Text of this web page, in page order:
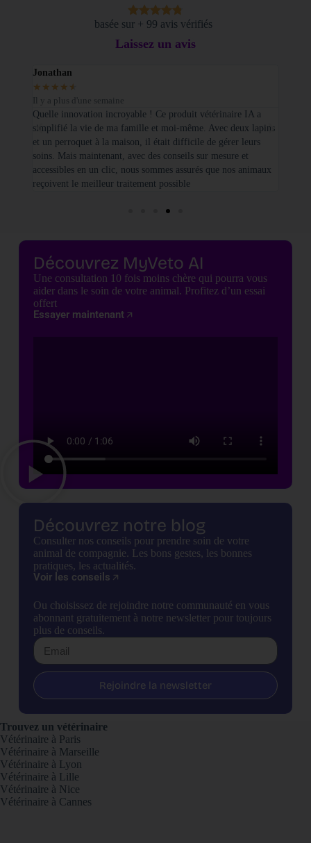
basée sur + 99 avis vérifiés
Laissez un avis
Jonathan
★ ★ ★ ★ ★
Il y a plus d'une semaine
Quelle innovation incroyable ! Ce produit vétérinaire IA a
simplifié la vie de ma famille et moi-même. Avec deux lapins
et un perroquet à la maison, il était difficile de gérer leurs
soins. Mais maintenant, avec des conseils sur mesure et
accessibles en un clic, nous sommes assurés que nos animaux
reçoivent le meilleur traitement possible
Découvrez MyVeto AI
Une consultation 10 fois moins chère qui pourra vous
aider dans le soin de votre animal. Profitez d’un essai
offert
Essayer maintenant
Découvrez notre blog
Consulter nos conseils pour prendre soin de votre
animal de compagnie. Les bons gestes, les bonnes
pratiques, les actualités.
Voir les conseils
Ou choisissez de rejoindre notre communauté en vous
abonnant gratuitement à notre newsletter pour toujours
plus de conseils.
Rejoindre la newsletter
Trouvez un vétérinaire
Vétérinaire à Paris
Vétérinaire à Marseille
Vétérinaire à Lyon
Vétérinaire à Lille
Vétérinaire à Nice
Vétérinaire à Cannes